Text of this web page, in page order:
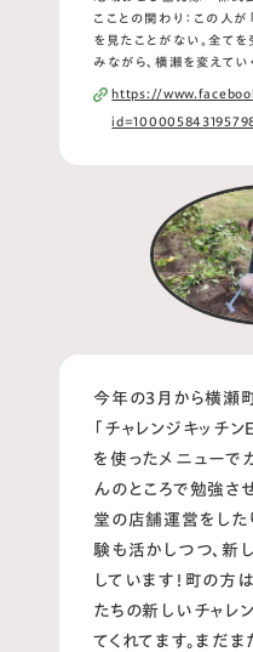
こことの関わり：この人が
を見たことがない。全て
みながら、横瀬を変えてい
https://
今年の3月から横瀬町
「チャレンジキッチ
を使ったメニューで
んのところで勉強さ
堂の店舗運営をした
験も活かしつつ、新
しています！町の方
たちの新しいチャレ
てくれてます。まだ